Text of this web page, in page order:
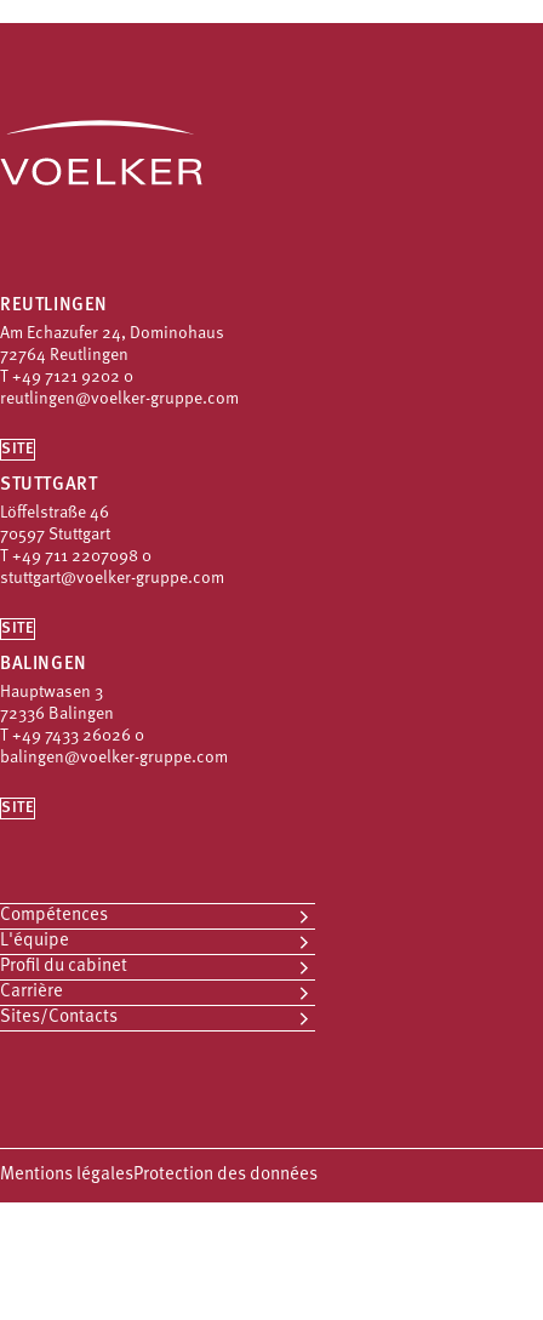
REUTLINGEN
Am Echazufer 24, Dominohaus
72764 Reutlingen
+49 7121 9202 0
reutlingen@voelker-gruppe.com
SITE
STUTTGART
Löffelstraße 46
70597 Stuttgart
+49 711 2207098 0
stuttgart@voelker-gruppe.com
SITE
BALINGEN
Hauptwasen 3
72336 Balingen
+49 7433 26026 0
balingen@voelker-gruppe.com
SITE
Compétences
L'équipe
Profil du cabinet
Carrière
Sites/Contacts
Mentions légalesProtection des données